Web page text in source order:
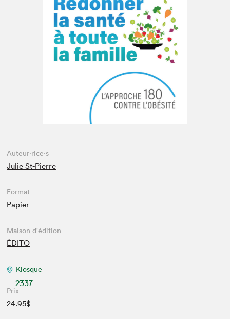
Espace médias
Auteur·rice·s
Julie St-Pierre
Format
Papier
Maison d'édition
ÉDITO
Kiosque
2337
Prix
24.95$